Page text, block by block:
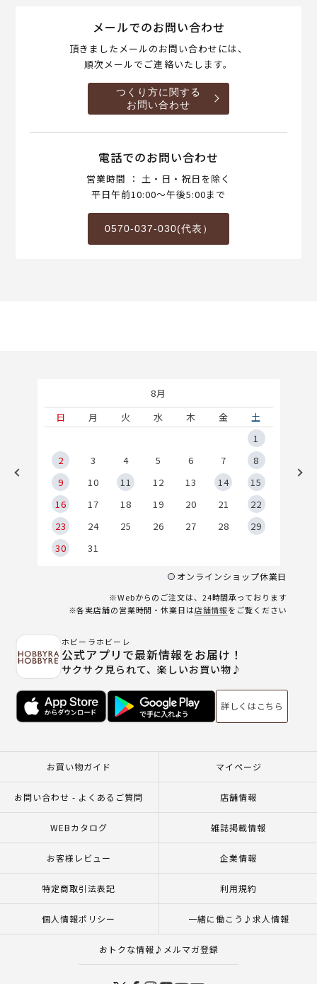
メールでのお問い合わせ
頂きましたメールのお問い合わせには、
順次メールでご連絡いたします。
つくり方に関する
お問い合わせ
電話でのお問い合わせ
営業時間 ： 土・日・祝日を除く
平日午前10:00～午後5:00まで
0570-037-030(代表）
8月
日
月 火 水 木 金
土
1
2
3 4 5 6 7
8
9
10 11 12 13 14
15
16
17 18 19 20 21
22
23
24 25 26 27 28
29
30
31
オンラインショップ休業日
※Webからのご注文は、24時間承っております
※各実店舗の営業時間・休業日は店舗情報をご覧ください
ホビーラホビーレ
公式アプリで最新情報をお届け！
サクサク見られて、楽しいお買い物♪
詳しくはこちら
お買い物ガイド マイページ
お問い合わせ - よくあるご質問 店舗情報
WEBカタログ 雑誌掲載情報
お客様レビュー 企業情報
特定商取引法表記 利用規約
個人情報ポリシー 一緒に働こう♪求人情報
おトクな情報♪メルマガ登録